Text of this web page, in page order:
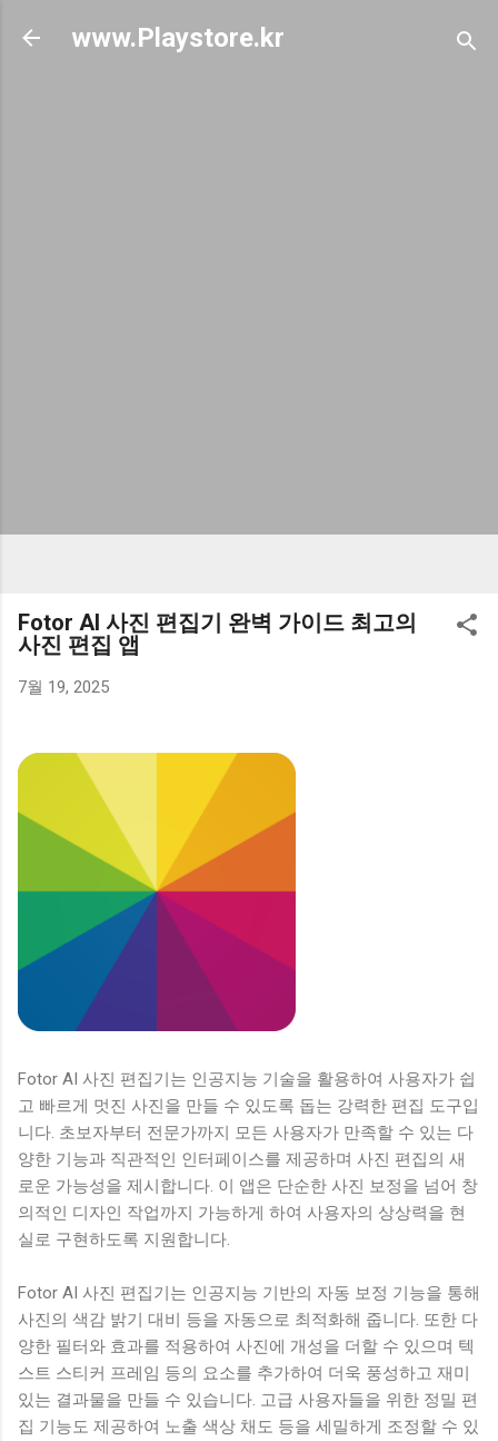
기본 콘텐츠로 건너뛰기
www.Playstore.kr
Fotor AI 사진 편집기 완벽 가이드 최고의
사진 편집 앱
7월 19, 2025
Fotor AI 사진 편집기는 인공지능 기술을 활용하여 사용자가 쉽
고 빠르게 멋진 사진을 만들 수 있도록 돕는 강력한 편집 도구입
니다. 초보자부터 전문가까지 모든 사용자가 만족할 수 있는 다
양한 기능과 직관적인 인터페이스를 제공하며 사진 편집의 새
로운 가능성을 제시합니다. 이 앱은 단순한 사진 보정을 넘어 창
의적인 디자인 작업까지 가능하게 하여 사용자의 상상력을 현
실로 구현하도록 지원합니다.
Fotor AI 사진 편집기는 인공지능 기반의 자동 보정 기능을 통해
사진의 색감 밝기 대비 등을 자동으로 최적화해 줍니다. 또한 다
양한 필터와 효과를 적용하여 사진에 개성을 더할 수 있으며 텍
스트 스티커 프레임 등의 요소를 추가하여 더욱 풍성하고 재미
있는 결과물을 만들 수 있습니다. 고급 사용자들을 위한 정밀 편
집 기능도 제공하여 노출 색상 채도 등을 세밀하게 조정할 수 있